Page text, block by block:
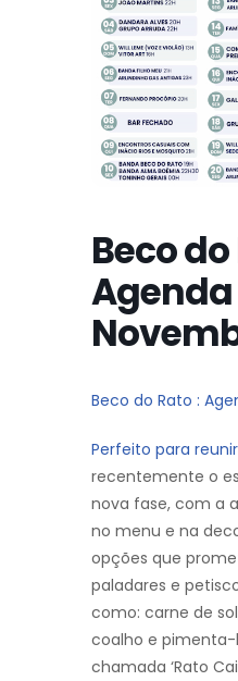
Beco do
Agenda
Beco do Rato :
Perfeito para
recentemente o
nova fase, com a
no menu e na
opções que
paladares e
como: carne de
coalho e
chamada ‘Rato